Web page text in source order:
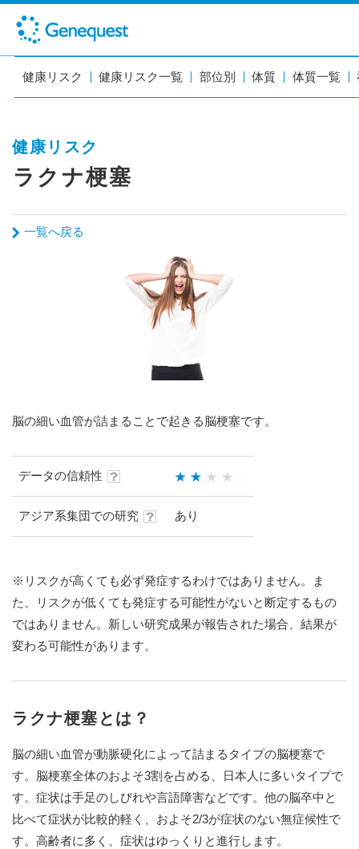
健康リスク 健康リスク一覧 部位別 体質 体質一覧
健康リスク
ラクナ梗塞
一覧へ戻る
脳の細い血管が詰まることで起きる脳梗塞です。
データの信頼性
アジア系集団での研究 あり
※リスクが高くても必ず発症するわけではありません。ま
た、リスクが低くても発症する可能性がないと断定するもの
ではありません。新しい研究成果が報告された場合、結果が
変わる可能性があります。
ラクナ梗塞とは？
脳の細い血管が動脈硬化によって詰まるタイプの脳梗塞で
す。脳梗塞全体のおよそ3割を占める、日本人に多いタイプで
す。症状は手足のしびれや言語障害などです。他の脳卒中と
比べて症状が比較的軽く、およそ2/3が症状のない無症候性で
す。高齢者に多く、症状はゆっくりと進行します。